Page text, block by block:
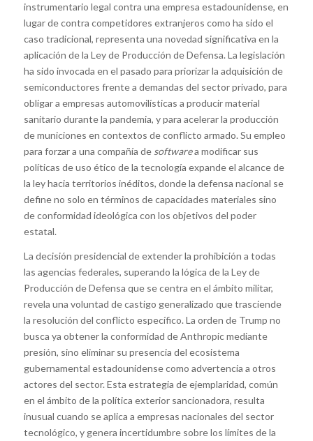
instrumentario legal contra una empresa estadounidense, en
lugar de contra competidores extranjeros como ha sido el
caso tradicional, representa una novedad significativa en la
aplicación de la Ley de Producción de Defensa. La legislación
ha sido invocada en el pasado para priorizar la adquisición de
semiconductores frente a demandas del sector privado, para
obligar a empresas automovilísticas a producir material
sanitario durante la pandemia, y para acelerar la producción
de municiones en contextos de conflicto armado. Su empleo
para forzar a una compañía de softwarea modificar sus
políticas de uso ético de la tecnología expande el alcance de
la ley hacia territorios inéditos, donde la defensa nacional se
define no solo en términos de capacidades materiales sino
de conformidad ideológica con los objetivos del poder
estatal.
La decisión presidencial de extender la prohibición a todas
las agencias federales, superando la lógica de la Ley de
Producción de Defensa que se centra en el ámbito militar,
revela una voluntad de castigo generalizado que trasciende
la resolución del conflicto específico. La orden de Trump no
busca ya obtener la conformidad de Anthropic mediante
presión, sino eliminar su presencia del ecosistema
gubernamental estadounidense como advertencia a otros
actores del sector. Esta estrategia de ejemplaridad, común
en el ámbito de la política exterior sancionadora, resulta
inusual cuando se aplica a empresas nacionales del sector
tecnológico, y genera incertidumbre sobre los límites de la